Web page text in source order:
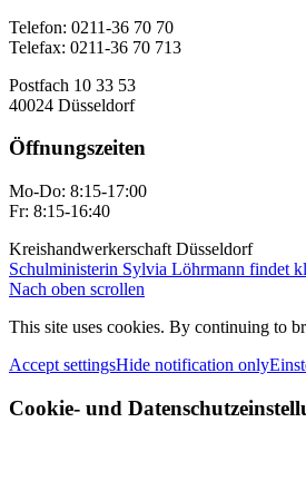
Telefon: 0211-36 70 70
Telefax: 0211-36 70 713
Postfach 10 33 53
40024 Düsseldorf
Öffnungszeiten
Mo-Do: 8:15-17:00
Fr: 8:15-16:40
Kreishandwerkerschaft Düsseldorf
Schulministerin Sylvia Löhrmann findet
Nach oben scrollen
This site uses cookies. By continuing to
Accept settingsHide notification only
Cookie- und